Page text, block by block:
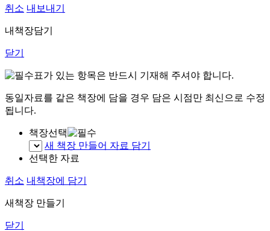
취소 내보내기
내책장담기
닫기
표가 있는 항목은 반드시 기재해 주셔야 합니다.
동일자료를 같은 책장에 담을 경우 담은 시점만 최신으로 수정
됩니다.
책장선택
새 책장 만들어 자료 담기
선택한 자료
취소 내책장에 담기
새책장 만들기
닫기